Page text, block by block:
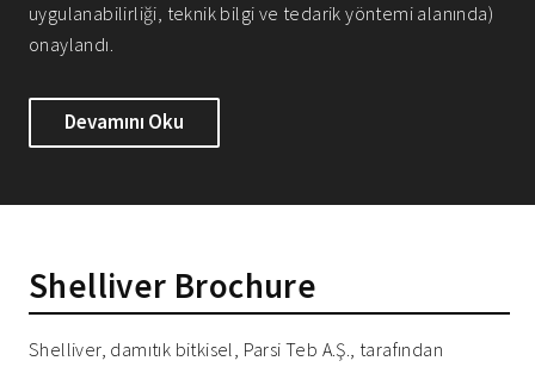
uygulanabilirliği, teknik bilgi ve tedarik yöntemi alanında)
onaylandı.
Devamını Oku
Shelliver Brochure
Shelliver, damıtık bitkisel, Parsi Teb A.Ş., tarafından